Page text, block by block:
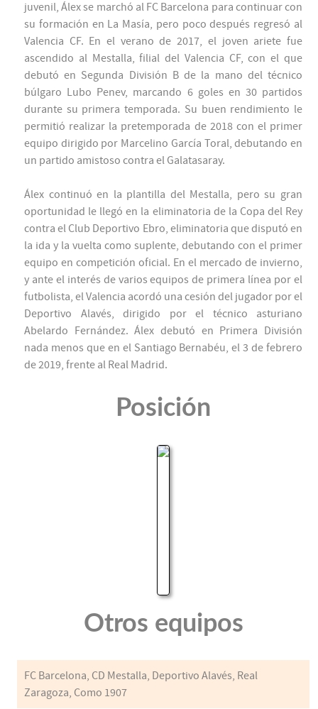
juvenil, Álex se marchó al FC Barcelona para continuar con
su formación en La Masía, pero poco después regresó al
Valencia CF. En el verano de 2017, el joven ariete fue
ascendido al Mestalla, filial del Valencia CF, con el que
debutó en Segunda División B de la mano del técnico
búlgaro Lubo Penev, marcando 6 goles en 30 partidos
durante su primera temporada. Su buen rendimiento le
permitió realizar la pretemporada de 2018 con el primer
equipo dirigido por Marcelino García Toral, debutando en
un partido amistoso contra el Galatasaray.
Álex continuó en la plantilla del Mestalla, pero su gran
oportunidad le llegó en la eliminatoria de la Copa del Rey
contra el Club Deportivo Ebro, eliminatoria que disputó en
la ida y la vuelta como suplente, debutando con el primer
equipo en competición oficial. En el mercado de invierno,
y ante el interés de varios equipos de primera línea por el
futbolista, el Valencia acordó una cesión del jugador por el
Deportivo Alavés, dirigido por el técnico asturiano
Abelardo Fernández. Álex debutó en Primera División
nada menos que en el Santiago Bernabéu, el 3 de febrero
de 2019, frente al Real Madrid.
Posición
Otros equipos
FC Barcelona, CD Mestalla, Deportivo Alavés, Real
Zaragoza, Como 1907